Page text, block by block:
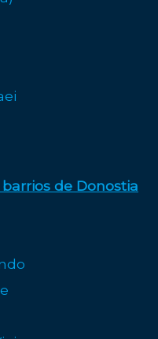
de Donostia